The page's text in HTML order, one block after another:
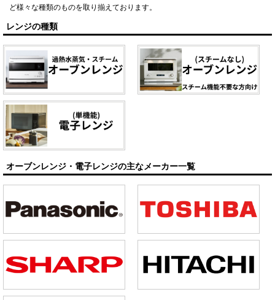
ど様々な種類のものを取り揃えております。
レンジの種類
オーブンレンジ・電子レンジの主なメーカー一覧